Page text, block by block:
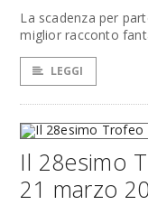
La scadenza per
miglior racconto
LEGGI
Il 28esimo
21 marzo